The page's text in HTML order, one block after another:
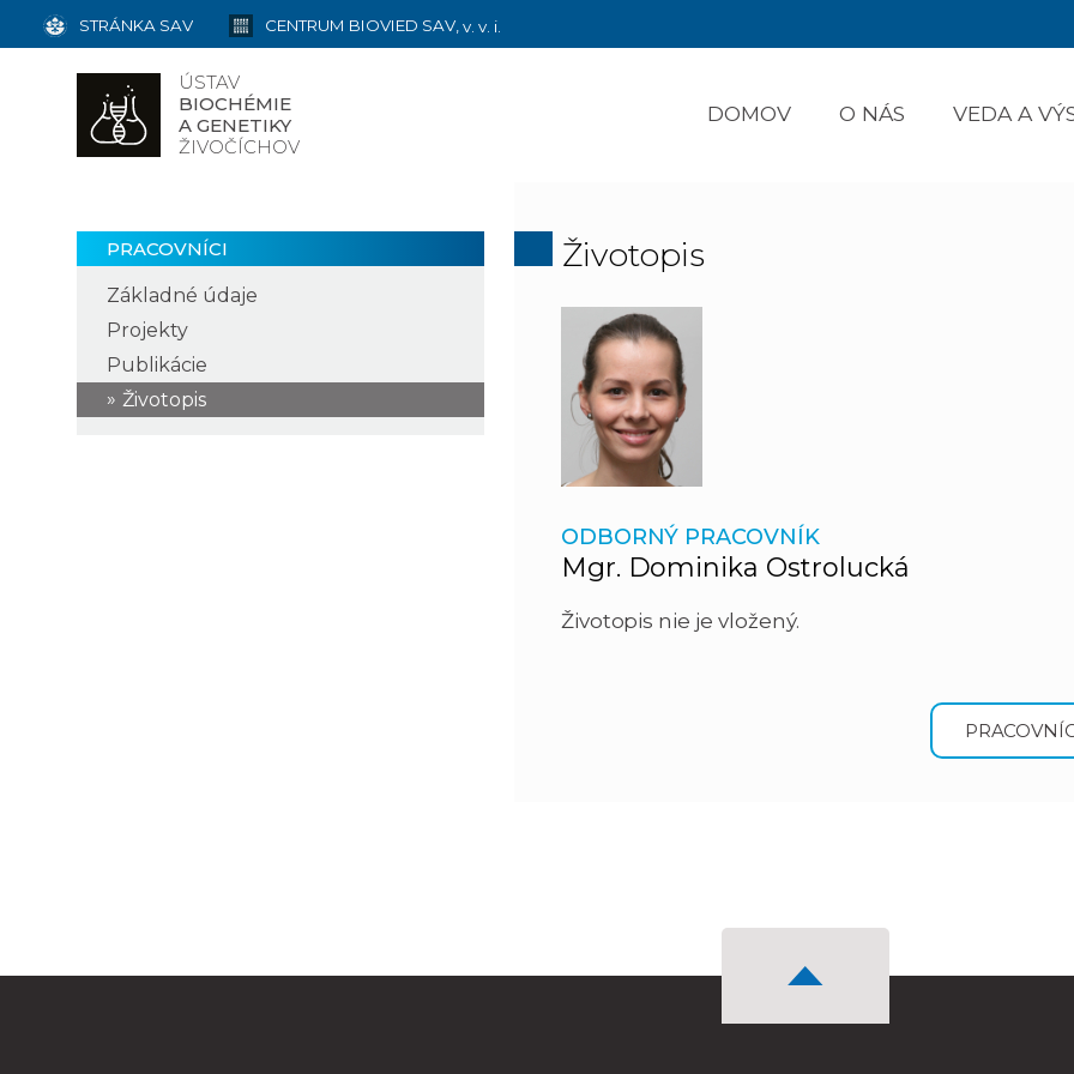
ÚSTAV
BIOCHÉMIE
A GENETIKY
ŽIVOČÍCHOV
DOMOV O NÁS VEDA A
STRÁNKA SAV CENTRUM BIOVIED SAV, v. v. i.
PRACOVNÍCI
Základné údaje
Projekty
Publikácie
Životopis
Životopis
ODBORNÝ PRACOVNÍK
Mgr. Dominika Ostrolucká
Životopis nie je vložený.